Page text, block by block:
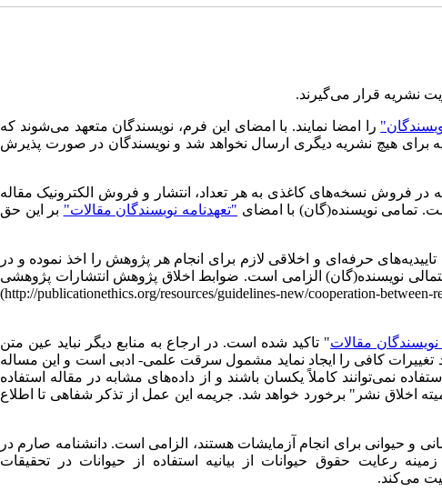
نشریه قرار می‌گیرند.
را امضا نمایند. با امضای این فرم، نویسندگان متعهد می‌شوند که
برای هیچ نشریه دیگری ارسال نخواهد شد و نویسندگان در صورت پذیرش
در فروش نسخه‌های کاغذی به هر تعداد، انتشار و فروش الکترونیک مقاله
تمامی نویسنده‌(گان) با امضای "تعهدنامه نویسندگان مقالات" بر این حق
حرفه‌ای و اخلاقی لازم برای انجام هر پژوهش را اخذ نموده و در
نویسنده(گان) الزامی است. ضوابط اخلاق پژوهش انتشارات پژوهشی
(http://publicationethics.org/resources/guidelines-new/cooperation-between-
نویسندگان مقالات" تاکید شده است. در ارجاع به منابع دیگر نباید عین متن
تغییرات کافی را ایجاد نماید مشمول سرقت علمی- ادبی است و این مساله
نمی‌توانند کاملاً یکسان باشند و از داده‌های مشابه در مقاله استفاده
نشر" برخورد خواهد شد. جریمه این عمل از تذکر شفاهی تا اطلاع
و حیوانی برای انجام آزمایشات هستند، الزامی است. دانشنامه صارم در
رعایت حقوق حیوانات از بیانیه استفاده از حیوانات در تحقیقات
می‌کند.